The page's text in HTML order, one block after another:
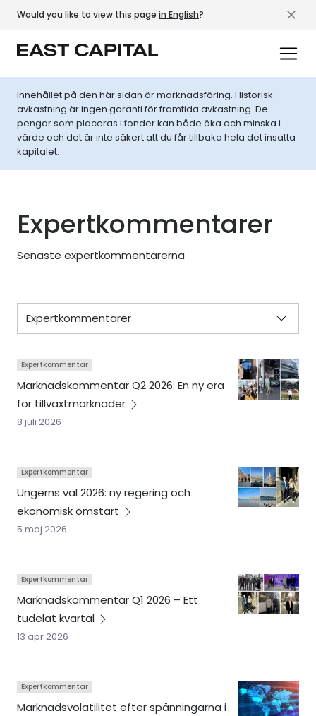
Would you like to view this page in English?
Innehållet på den här sidan är marknadsföring. Historisk
avkastning är ingen garanti för framtida avkastning. De
pengar som placeras i fonder kan både öka och minska i
värde och det är inte säkert att du får tillbaka hela det insatta
kapitalet.
Expertkommentarer
Senaste expertkommentarerna
Expertkommentar
Marknadskommentar Q2 2026: En ny era
för tillväxtmarknader
8 juli 2026
Expertkommentar
Ungerns val 2026: ny regering och
ekonomiskomstart
5 maj 2026
Expertkommentar
Marknadskommentar Q1 2026 – Ett
tudelat kvartal
13 apr 2026
Expertkommentar
Marknadsvolatilitet efter spänningarna i